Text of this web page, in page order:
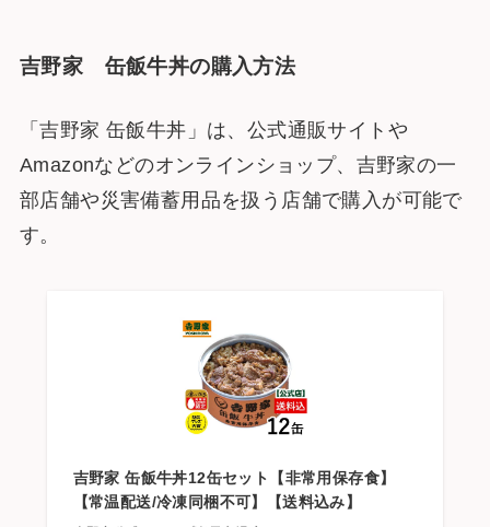
吉野家 缶飯牛丼の購入方法
「吉野家 缶飯牛丼」は、公式通販サイトや
Amazonなどのオンラインショップ、吉野家の一
部店舗や災害備蓄用品を扱う店舗で購入が可能で
す。
吉野家 缶飯牛丼12缶セット【非常用保存食】
【常温配送/冷凍同梱不可】【送料込み】